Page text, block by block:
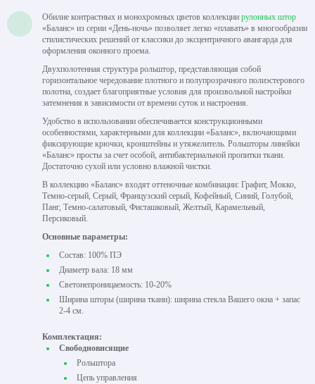
Обилие контрастных и монохромных цветов коллекции рулонных штор
«Баланс» из серии «День-ночь» позволяет легко «плавать» в многообразии
стилистических решений от классики до эксцентричного авангарда для
оформления оконного проема.
Двухполотенная структура рольштор, представляющая собой
горизонтальное чередование плотного и полупрозрачного полиэстерового
полотна, создает благоприятные условия для произвольной настройки
затемнения в зависимости от времени суток и настроения.
Удобство в использовании обеспечивается конструкционными
особенностями, характерными для коллекции «Баланс», включающими
фиксирующие крючки, кронштейны и утяжелитель. Рольшторы линейки
«Баланс» просты за счет особой, антибактериальной пропитки ткани.
Достаточно сухой или условно влажной чистки.
В коллекцию «Баланс» входят оттеночные комбинации: Графит, Мокко,
Темно-серый, Серый, Французский серый, Кофейный, Синий, Голубой,
Панг, Темно-салатовый, Фисташковый, Желтый, Карамельный,
Персиковый.
Основные параметры:
Состав: 100% ПЭ
Диаметр вала: 18 мм
Светонепроницаемость: 10-20%
Ширина шторы (ширина ткани): ширина стекла Вашего окна + запас
2-4 см.
Комплектация:
Свободновисящие
Рольштора
Цепь управления